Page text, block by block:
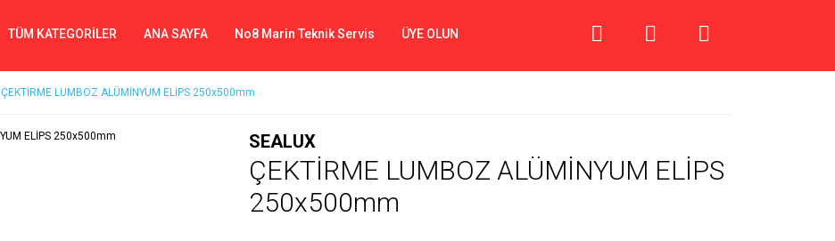
TÜM KATEGORİLER ANA SAYFA No8 Marin Teknik Servis ÜYE OLUN
ÇEKTİRME LUMBOZ ALÜMİNYUM ELİPS 250x500mm
SEALUX
ÇEKTİRME LUMBOZ ALÜMİNYUM ELİPS
250x500mm